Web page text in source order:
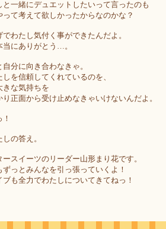
と一緒にデュエットしたいって言ったのも
って考えて欲しかったからなのかな？
わたし気付く事ができたんだよ。
当にありがとう…。
分に向き合わなきゃ。
を信頼してくれているのを、
きな気持ちを
正面から受け止めなきゃいけないんだよ。
の答え。
スイーツのリーダー山形まり花です。
っとみんなを引っ張っていくよ！
も全力でわたしについてきてねっ！